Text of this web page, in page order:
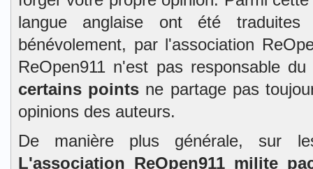
langue anglaise ont été
bénévolement, par l'association
ReOpen911 n'est pas responsable
certains points ne partage pas
opinions des auteurs.
De manière plus générale, sur
L'association ReOpen911 milite